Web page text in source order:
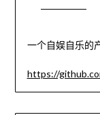
一个自娱自乐的
https://